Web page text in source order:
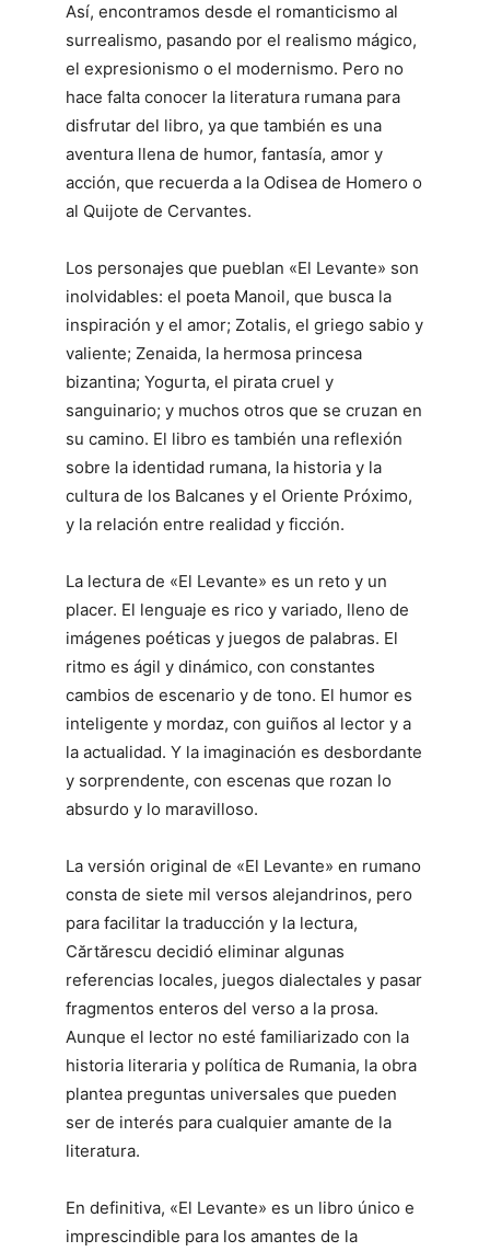
Así, encontramos desde el romanticismo al
surrealismo, pasando por el realismo mágico,
el expresionismo o el modernismo. Pero no
hace falta conocer la literatura rumana para
disfrutar del libro, ya que también es una
aventura llena de humor, fantasía, amor y
acción, que recuerda a la Odisea de Homero o
al Quijote de Cervantes.
Los personajes que pueblan «El Levante» son
inolvidables: el poeta Manoil, que busca la
inspiración y el amor; Zotalis, el griego sabio y
valiente; Zenaida, la hermosa princesa
bizantina; Yogurta, el pirata cruel y
sanguinario; y muchos otros que se cruzan en
su camino. El libro es también una reflexión
sobre la identidad rumana, la historia y la
cultura de los Balcanes y el Oriente Próximo,
y la relación entre realidad y ficción.
La lectura de «El Levante» es un reto y un
placer. El lenguaje es rico y variado, lleno de
imágenes poéticas y juegos de palabras. El
ritmo es ágil y dinámico, con constantes
cambios de escenario y de tono. El humor es
inteligente y mordaz, con guiños al lector y a
la actualidad. Y la imaginación es desbordante
y sorprendente, con escenas que rozan lo
absurdo y lo maravilloso.
La versión original de «El Levante» en rumano
consta de siete mil versos alejandrinos, pero
para facilitar la traducción y la lectura,
Cărtărescu decidió eliminar algunas
referencias locales, juegos dialectales y pasar
fragmentos enteros del verso a la prosa.
Aunque el lector no esté familiarizado con la
historia literaria y política de Rumania, la obra
plantea preguntas universales que pueden
ser de interés para cualquier amante de la
literatura.
En definitiva, «El Levante» es un libro único e
imprescindible para los amantes de la